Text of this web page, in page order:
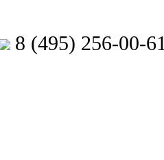
8 (495) 256-00-61